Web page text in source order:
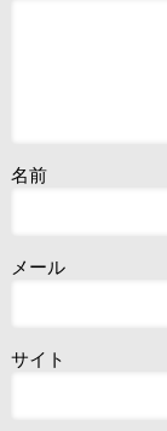
名前
メール
サイト